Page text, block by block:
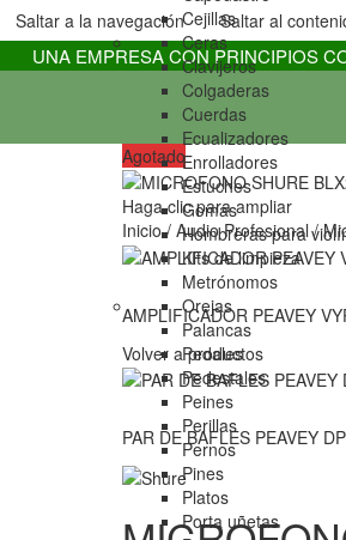
Saltar a la navegación Saltar al
UNA EMPRESA CON PRINCIPIOS
Cejillas
Ceras
Clavijeros
Colgaderas
Cuerdas
Ecualizadores
Enrolladores
Estuches
Gomas
Hombreras para
Kits de limpieza
Metrónomos
Orejas
Palancas
Pedales
Pedestales
Peines
Perillas
Pernos
Pines
Platos
Porta uñetas
Agotado
Haga clic para ampliar
Inicio/ Audio Profesional/
AMPLIFICADOR PEAVEY
Volver a productos
PAR DE BAFLES PEAVEY